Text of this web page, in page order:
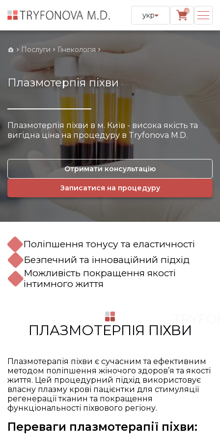
укр
0
Послуги Гінекологія
Плазмотерпія піхви
Плазмотерпія піхви в м. Київ - висока якість та
вигідна ціна на процедуру в Tryfonova M.D.
Отримати консультацію
Записатися на процедуру
Поліпшення тонусу та еластичності
Безпечний та інноваційний підхід
Можливість покращення якості
інтимного життя
ПЛАЗМОТЕРПІЯ ПІХВИ
Плазмотерапія піхви є сучасним та ефективним
методом поліпшення жіночого здоров’я та якості
життя. Цей процедурний підхід використовує
власну плазму крові пацієнтки для стимуляції
регенерації тканин та покращення
функціональності піхвового регіону.
Переваги плазмотерапії піхви: